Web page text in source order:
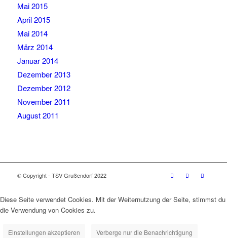
Mai 2015
April 2015
Mai 2014
März 2014
Januar 2014
Dezember 2013
Dezember 2012
November 2011
August 2011
© Copyright - TSV Grußendorf 2022
Diese Seite verwendet Cookies. Mit der Weiternutzung der Seite, stimmst du
die Verwendung von Cookies zu.
Einstellungen akzeptieren Verberge nur die Benachrichtigung